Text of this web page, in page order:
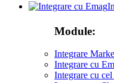
Module:
Integrare
Integrare cu
Integrare cu